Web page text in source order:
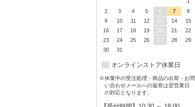
2
3 4 5 6 7
8
9
10 11 12 13 14
15
16
17 18 19 20 21
22
23
24 25 26 27 28
29
30
31
オンラインストア休業日
※休業中の受注処理・商品の出荷・お問
い合わせメールへの返答は翌営業日
の対応となります。